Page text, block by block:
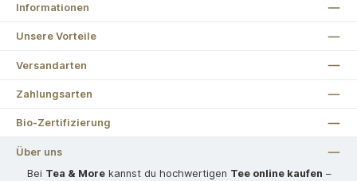
Informationen
Unsere Vorteile
Versandarten
Zahlungsarten
Bio-Zertifizierung
Über uns
Bei Tea & Morekannst du hochwertigen Tee online kaufen –